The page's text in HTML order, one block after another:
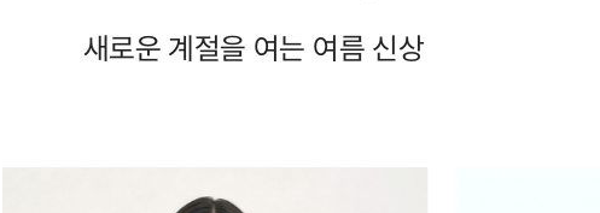
새로운 계절을 여는 여름 신상